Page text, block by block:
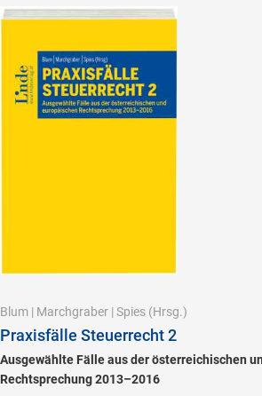
Blum | Marchgraber | Spies (Hrsg.)
Praxisfälle Steuerrecht 2
Ausgewählte Fälle aus der österreichischen
Rechtsprechung 2013–2016